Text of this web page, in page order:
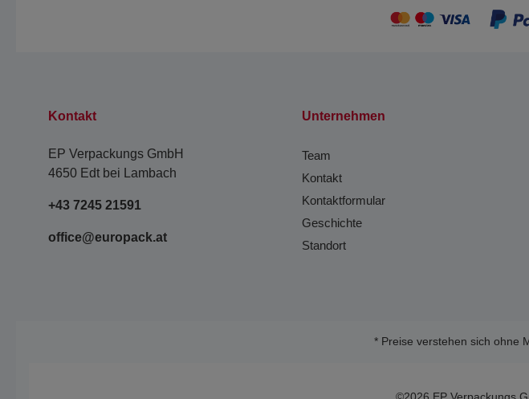
Kontakt
EP Verpackungs GmbH
4650 Edt bei Lambach
+43 7245 21591
office@europack.at
Unternehmen
Team
Kontakt
Kontaktformular
Geschichte
Standort
* Preise verstehen sich ohne